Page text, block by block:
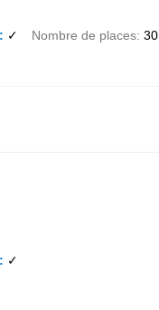
✓ Nombre de places 30
✓